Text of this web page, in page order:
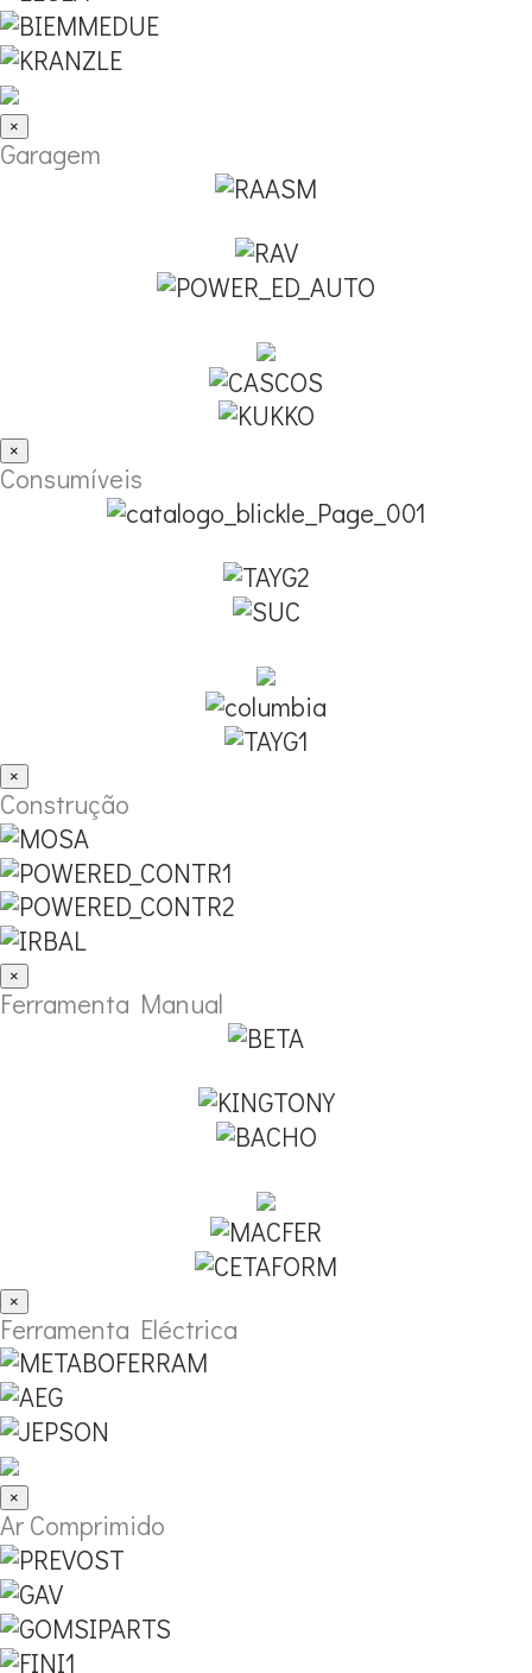
×
Garagem
×
Consumíveis
×
Construção
×
Ferramenta Manual
×
Ferramenta Eléctrica
×
Ar Comprimido